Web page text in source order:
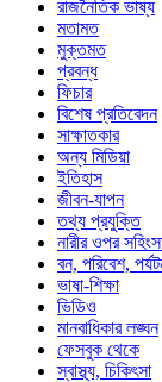
রাজনৈতিক ভাষ্য
মতামত
মুক্তমত
প্রবন্ধ
ফিচার
বিশেষ প্রতিবেদন
সাক্ষাতকার
অন্য মিডিয়া
ইতিহাস
জীবন-যাপন
তথ্য প্রযুক্তি
নারীর ওপর
বন, পরিবেশ,
ভাষা-শিক্ষা
ভিডিও
মানবাধিকার লঙ্ঘন
ফেসবুক থেকে
স্বাস্থ্য, চিকিৎসা